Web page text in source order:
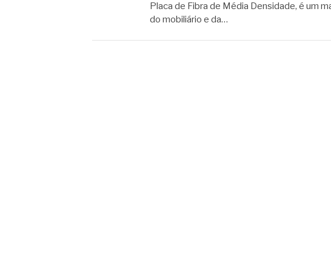
Placa de Fibra de Média Densidade, é um
do mobiliário e da…